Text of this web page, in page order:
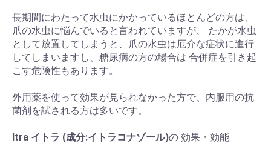
長期間にわたって水虫にかかっているほとんどの方は、
爪の水虫に悩んでいると言われていますが、 たかが水虫
として放置してしまうと、爪の水虫は厄介な症状に進行
してしまいますし、糖尿病の方の場合は 合併症を引き起
こす危険性もあります。
外用薬を使って効果が見られなかった方で、内服用の抗
菌剤を試される方は多いです。
Itra イトラ (成分:イトラコナゾール)の 効果・効能